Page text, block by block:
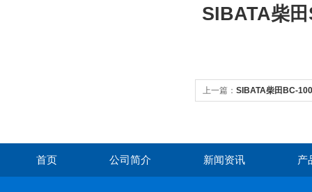
SIBATA柴
上一篇： SIBATA柴田BC-
首页 公司简介 新闻资讯 产